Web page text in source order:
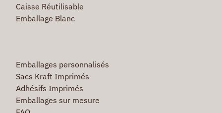
Caisse Réutilisable
Emballage Blanc
Emballages personnalisés
Sacs Kraft Imprimés
Adhésifs Imprimés
Emballages sur mesure